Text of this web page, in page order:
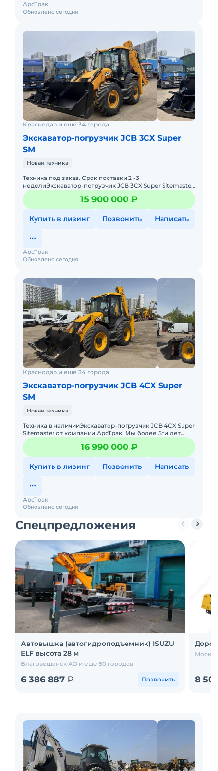
Обновлено сегодня
АрсТрак
Краснодар и ещё 34 города
Экскаватор-погрузчик JCB 3CX Super
SM
Новая техника
Техника под заказ. Срок поставки 2 -3
неделиЭкcкавaтор-погрузчик JCB 3CX Super Sitemaster
от компании АрсТрак. Мы более 5ти лет занимаемся
поставкой, продажей с15 900 000 ₽
Купить в лизинг Позвонить Написать
Обновлено сегодня
АрсТрак
Краснодар и ещё 34 города
Экскаватор-погрузчик JCB 4CX Super
SM
Новая техника
Техника в наличииЭкcкавaтор-погрузчик JCB 4СX Super
Sitemaster от компании АрсТрак. Мы более 5ти лет
занимаемся поставкой, продажей спецтехники по
параллельному
16 990 000 ₽
Купить в лизинг Позвонить Написать
Обновлено сегодня
АрсТрак
Спецпредложения
Автовышка (автогидроподъемник) ISUZU
ELF высота 28 м
Благовещенск АО и еще 50 городов
6 386 887 ₽ Позвонить 8